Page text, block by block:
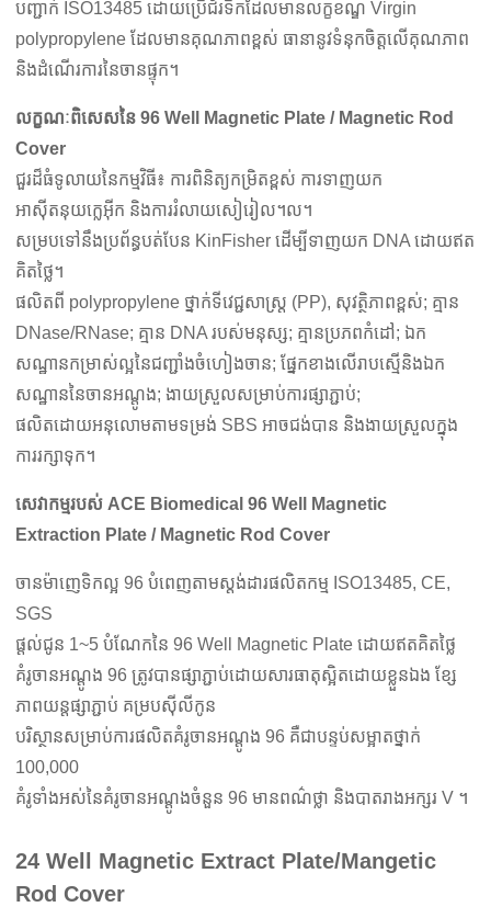
បញ្ជាក់ ISO13485 ដោយប្រើជ័រទឹកដែលមានលក្ខខណ្ឌ Virgin
polypropylene ដែលមានគុណភាពខ្ពស់ ធានានូវទំនុកចិត្តលើគុណភាព
និងដំណើរការនៃចានផ្ទុក។
លក្ខណៈពិសេសនៃ 96 Well Magnetic Plate / Magnetic Rod
Cover
ជួរដ៏ធំទូលាយនៃកម្មវិធី៖ ការពិនិត្យកម្រិតខ្ពស់ ការទាញយក
អាស៊ីតនុយក្លេអ៊ីក និងការរំលាយសៀរៀល។ល។
សម្របទៅនឹងប្រព័ន្ធបត់បែន KinFisher ដើម្បីទាញយក DNA ដោយឥត
គិតថ្លៃ។
ផលិតពី polypropylene ថ្នាក់ទីវេជ្ជសាស្រ្ត (PP), សុវត្ថិភាពខ្ពស់; គ្មាន
DNase/RNase; គ្មាន DNA របស់មនុស្ស; គ្មានប្រភពកំដៅ; ឯក
សណ្ឋានកម្រាស់ល្អនៃជញ្ជាំងចំហៀងចាន; ផ្នែកខាងលើរាបស្មើនិងឯក
សណ្ឋាននៃចានអណ្តូង; ងាយស្រួលសម្រាប់ការផ្សាភ្ជាប់;
ផលិតដោយអនុលោមតាមទម្រង់ SBS អាចជង់បាន និងងាយស្រួលក្នុង
ការរក្សាទុក។
សេវាកម្មរបស់ ACE Biomedical 96 Well Magnetic
Extraction Plate / Magnetic Rod Cover
ចានម៉ាញេទិកល្អ 96 បំពេញតាមស្តង់ដារផលិតកម្ម ISO13485, CE,
SGS
ផ្តល់ជូន 1~5 បំណែកនៃ 96 Well Magnetic Plate ដោយឥតគិតថ្លៃ
គំរូចានអណ្តូង 96 ត្រូវបានផ្សាភ្ជាប់ដោយសារធាតុស្អិតដោយខ្លួនឯង ខ្សែ
ភាពយន្តផ្សាភ្ជាប់ គម្របស៊ីលីកូន
បរិស្ថានសម្រាប់ការផលិតគំរូចានអណ្តូង 96 គឺជាបន្ទប់សម្អាតថ្នាក់
100,000
គំរូទាំងអស់នៃគំរូចានអណ្តូងចំនួន 96 មានពណ៌ថ្លា និងបាតរាងអក្សរ V ។
24 Well Magnetic Extract Plate/Mangetic
Rod Cover